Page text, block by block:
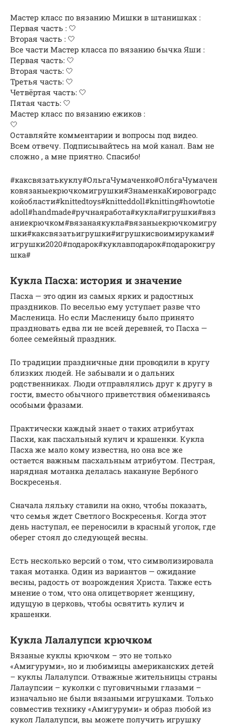
Мастер класс по вязанию Мишки в штанишках :
Первая часть : 🤍
Вторая часть : 🤍
Все части Мастер класса по вязанию бычка Яши :
Первая часть: 🤍
Вторая часть: 🤍
Третья часть: 🤍
Четвёртая часть: 🤍
Пятая часть: 🤍
Мастер класс по вязанию ежиков :
🤍
Оставляйте комментарии и вопросы под видео.
Всем отвечу. Подписывайтесь на мой канал. Вам не
сложно , а мне приятно. Спасибо!
#каксвязатькуклу#ОльгаЧумаченко#ОлбгаЧумачен
ковязаныекрючкомигрушки#ЗнаменкаКировоградс
койобласти#knittedtoys#knitteddoll#knitting#howtotie
adoll#handmade#ручнаяработа#кукла#игрушки#вяз
аниекрючком#вязанаякукла#вязаныекрючкомигру
шки#каксвязатьигрушки#игрушкисвоимируками#
игрушки2020#подарок#куклавподарок#подарокигру
шка#
Кукла Пасха: история и значение
Пасха — это один из самых ярких и радостных
праздников. По веселью ему уступает разве что
Масленица. Но если Масленицу было принято
праздновать едва ли не всей деревней, то Пасха —
более семейный праздник.
По традиции праздничные дни проводили в кругу
близких людей. Не забывали и о дальних
родственниках. Люди отправлялись друг к другу в
гости, вместо обычного приветствия обмениваясь
особыми фразами.
Практически каждый знает о таких атрибутах
Пасхи, как пасхальный кулич и крашенки. Кукла
Пасха же мало кому известна, но она все же
остается важным пасхальным атрибутом. Пестрая,
нарядная мотанка делалась накануне Вербного
Воскресенья.
Сначала ляльку ставили на окно, чтобы показать,
что семья ждет Светлого Воскресенья. Когда этот
день наступал, ее переносили в красный уголок, где
оберег стоял до следующей весны.
Есть несколько версий о том, что символизировала
такая мотанка. Один из вариантов — ожидание
весны, радость от возрождения Христа. Также есть
мнение о том, что она олицетворяет женщину,
идущую в церковь, чтобы освятить кулич и
крашенки.
Кукла Лалалупси крючком
Вязаные куклы крючком – это не только
«Амигуруми», но и любимицы американских детей
– куклы Лалалупси. Отважные жительницы страны
Лалаупсии – куколки с пуговичными глазами –
изначально не были вязаными игрушками. Только
совместив технику «Амигуруми» и образ любой из
кукол Лалалупси, вы можете получить игрушку